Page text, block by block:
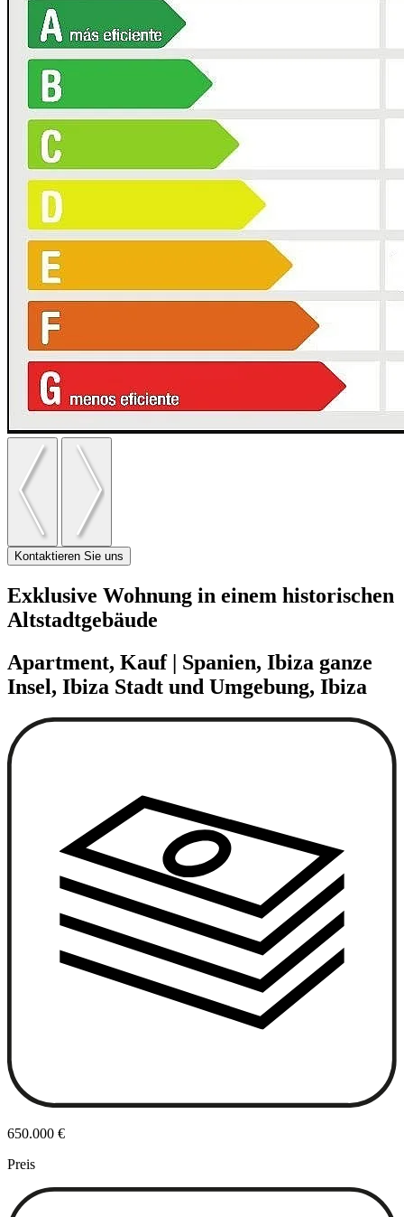
Kontaktieren Sie uns
Exklusive Wohnung in einem historischen
Altstadtgebäude
Apartment, Kauf | Spanien, Ibiza ganze
Insel, Ibiza Stadt und Umgebung, Ibiza
650.000 €
Preis